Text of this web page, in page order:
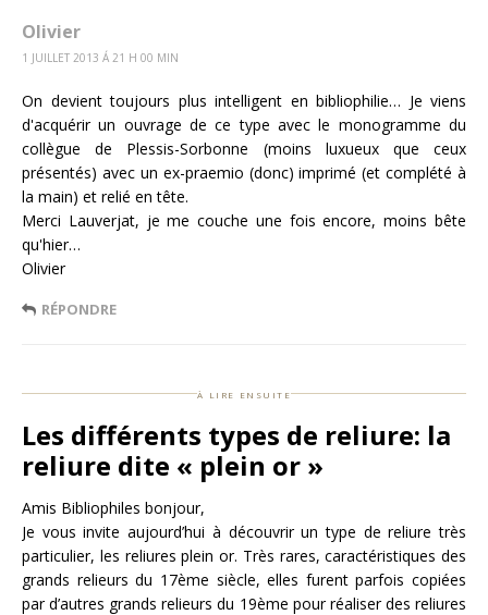
Olivier
1 JUILLET 2013 Á 21 H 00 MIN
On devient toujours plus intelligent en bibliophilie… Je viens
d'acquérir un ouvrage de ce type avec le monogramme du
collègue de Plessis-Sorbonne (moins luxueux que ceux
présentés) avec un ex-praemio (donc) imprimé (et complété à
la main) et relié en tête.
Merci Lauverjat, je me couche une fois encore, moins bête
qu'hier…
Olivier
RÉPONDRE
à lire ensuite
Les différents types de reliure: la
reliure dite « plein or »
Amis Bibliophiles bonjour,
Je vous invite aujourd’hui à découvrir un type de reliure très
particulier, les reliures plein or. Très rares, caractéristiques des
grands relieurs du 17ème siècle, elles furent parfois copiées
par d’autres grands relieurs du 19ème pour réaliser des reliures